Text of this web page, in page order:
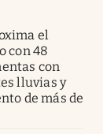
el
con 48
con
lluvias y
de más de